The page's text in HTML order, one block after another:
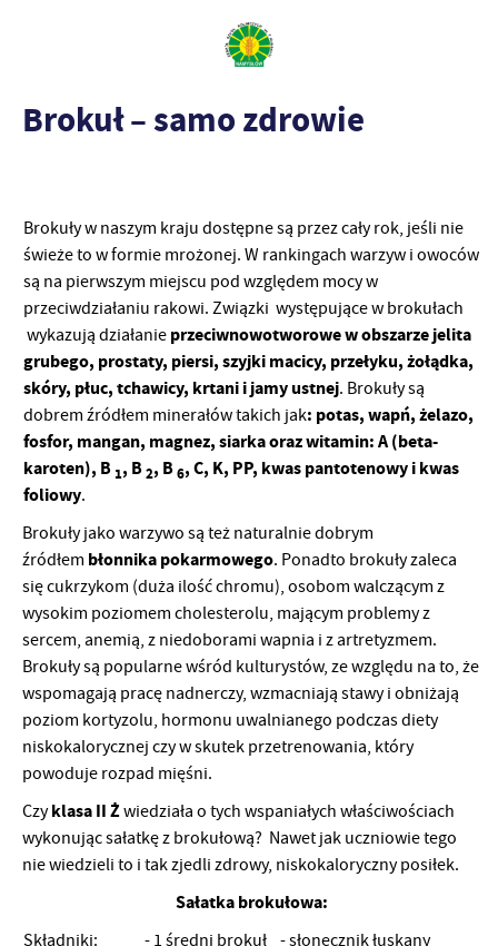
Brokuł – samo zdrowie
Brokuły w naszym kraju dostępne są przez cały rok, jeśli nie
świeże to w formie mrożonej. W rankingach warzyw i owoców
są na pierwszym miejscu pod względem mocy w
przeciwdziałaniu rakowi. Związki występujące w brokułach
wykazują działanie przeciwnowotworowe w obszarze jelita
grubego, prostaty, piersi, szyjki macicy, przełyku, żołądka,
skóry, płuc, tchawicy, krtani i jamy ustnej. Brokuły są
dobrem źródłem minerałów takich jak: potas, wapń, żelazo,
fosfor, mangan, magnez, siarka oraz witamin: A (beta-
karoten), B1, B2, B6, C, K, PP, kwas pantotenowy i kwas
foliowy.
Brokuły jako warzywo są też naturalnie dobrym
źródłem błonnika pokarmowego. Ponadto brokuły zaleca
się cukrzykom (duża ilość chromu), osobom walczącym z
wysokim poziomem cholesterolu, mającym problemy z
sercem, anemią, z niedoborami wapnia i z artretyzmem.
Brokuły są popularne wśród kulturystów, ze względu na to, że
wspomagają pracę nadnerczy, wzmacniają stawy i obniżają
poziom kortyzolu, hormonu uwalnianego podczas diety
niskokalorycznej czy w skutek przetrenowania, który
powoduje rozpad mięśni.
Czyklasa II Żwiedziała o tych wspaniałych właściwościach
wykonując sałatkę z brokułową? Nawet jak uczniowie tego
nie wiedzieli to i tak zjedli zdrowy, niskokaloryczny posiłek.
Sałatka brokułowa:
Składniki: - 1 średni brokuł - słonecznik łuskany